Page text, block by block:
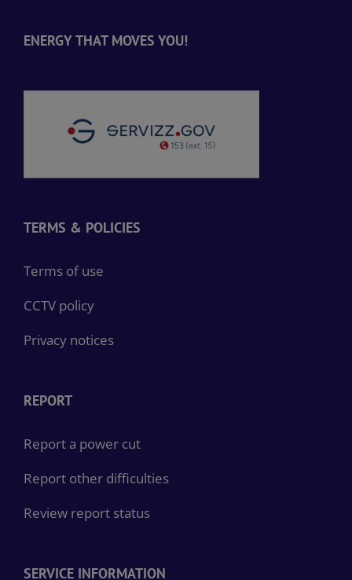
ENERGY THAT MOVES YOU!
TERMS & POLICIES
Terms of use
CCTV policy
Privacy notices
REPORT
Report a power cut
Report other difficulties
Review report status
SERVICE INFORMATION